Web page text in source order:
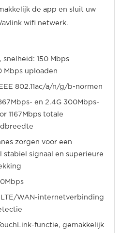
de app en sluit uw
wifi netwerk.
snelheid: 150 Mbps
Mbps uploaden
802.11ac/a/n/g/b-normen
en 2.4G 300Mbps-
1167Mbps totale
zorgen voor een
signaal en superieure
WAN-internetverbinding
functie, gemakkelijk